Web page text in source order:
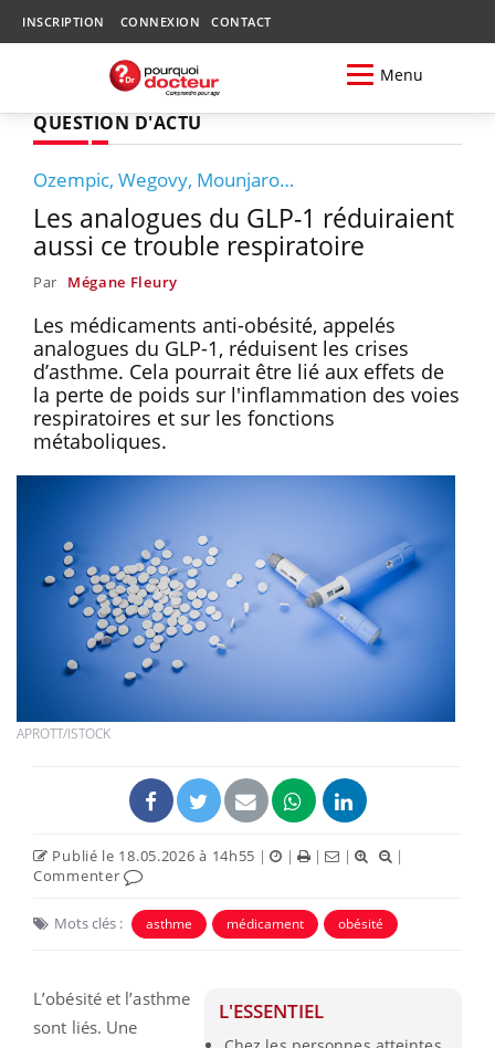
INSCRIPTION CONNEXION CONTACT
Menu
QUESTION D'ACTU
Ozempic, Wegovy, Mounjaro…
Les analogues du GLP-1 réduiraient
aussi ce trouble respiratoire
Par Mégane Fleury
Les médicaments anti-obésité, appelés
analogues du GLP-1, réduisent les crises
d’asthme. Cela pourrait être lié aux effets de
la perte de poids sur l'inflammation des voies
respiratoires et sur les fonctions
métaboliques.
APROTT/ISTOCK
Publié le 18.05.2026 à 14h55 | | | |
|
Commenter
Mots clés : asthme médicament obésité
L'ESSENTIEL
L’obésité et l’asthme
sont liés. Une